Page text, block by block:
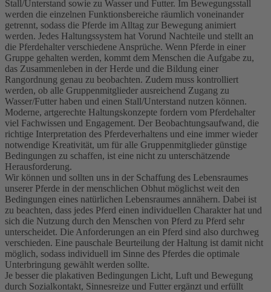
Stall/Unterstand sowie zu Wasser und Futter. Im Bewegungsstall
werden die einzelnen Funktionsbereiche räumlich voneinander
getrennt, sodass die Pferde im Alltag zur Bewegung animiert
werden. Jedes Haltungssystem hat Vorund Nachteile und stellt an
die Pferdehalter verschiedene Ansprüche. Wenn Pferde in einer
Gruppe gehalten werden, kommt dem Menschen die Aufgabe zu,
das Zusammenleben in der Herde und die Bildung einer
Rangordnung genau zu beobachten. Zudem muss kontrolliert
werden, ob alle Gruppenmitglieder ausreichend Zugang zu
Wasser/Futter haben und einen Stall/Unterstand nutzen können.
Moderne, artgerechte Haltungskonzepte fordern vom Pferdehalter
viel Fachwissen und Engagement. Der Beobachtungsaufwand, die
richtige Interpretation des Pferdeverhaltens und eine immer wieder
notwendige Kreativität, um für alle Gruppenmitglieder günstige
Bedingungen zu schaffen, ist eine nicht zu unterschätzende
Herausforderung.
Wir können und sollten uns in der Schaffung des Lebensraumes
unserer Pferde in der menschlichen Obhut möglichst weit den
Bedingungen eines natürlichen Lebensraumes annähern. Dabei ist
zu beachten, dass jedes Pferd einen individuellen Charakter hat und
sich die Nutzung durch den Menschen von Pferd zu Pferd sehr
unterscheidet. Die Anforderungen an ein Pferd sind also durchweg
verschieden. Eine pauschale Beurteilung der Haltung ist damit nicht
möglich, sodass individuell im Sinne des Pferdes die optimale
Unterbringung gewählt werden sollte.
Je besser die plakativen Bedingungen Licht, Luft und Bewegung
durch Sozialkontakt, Sinnesreize und Futter ergänzt und erfüllt